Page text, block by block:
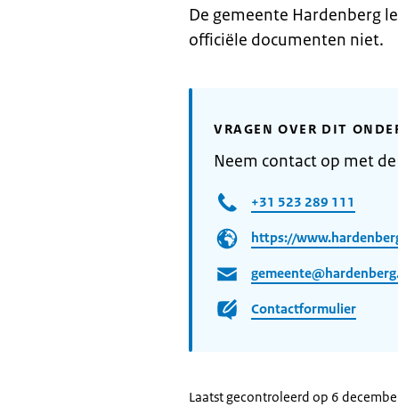
De gemeente Hardenberg
officiële documenten niet.
VRAGEN OVER DIT
Neem contact op met
+31 523 289 111
https://
Contactformulier
Laatst gecontroleerd op 6